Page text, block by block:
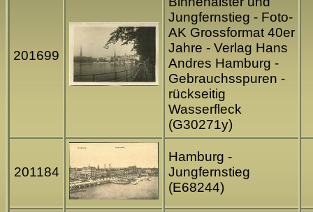
201699
Jungfernstieg - Foto-
AK Grossformat 40er
Jahre - Verlag Hans
Andres Hamburg -
Gebrauchsspuren -
rückseitig
Wasserfleck
(G30271y)
201184
Hamburg -
Jungfernstieg
(E68244)